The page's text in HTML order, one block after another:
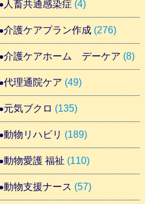
人畜共通感染症 (4)
介護ケアプラン作成(276)
介護ケアホーム デーケア (8)
代理通院ケア (49)
元気ブクロ (135)
動物リハビリ (189)
動物愛護 福祉 (110)
動物支援ナース (57)